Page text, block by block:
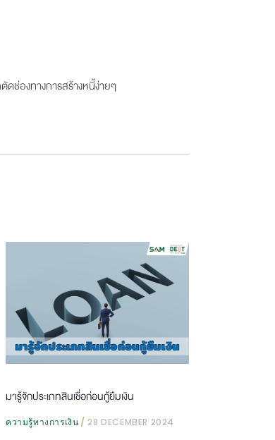
ช่องทางการสร้างหนี้ง่ายๆ
มารู้จักประเภทสินเชื่อก่อนกู้ยืมเงิน
ความรู้ทางการเงิน 28 DECEMBER 2024